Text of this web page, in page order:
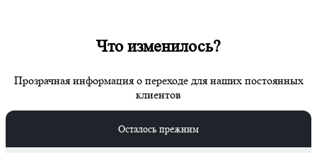
Что изменилось?
Прозрачная информация о переходе для наших постоянных
клиентов
Осталось прежним